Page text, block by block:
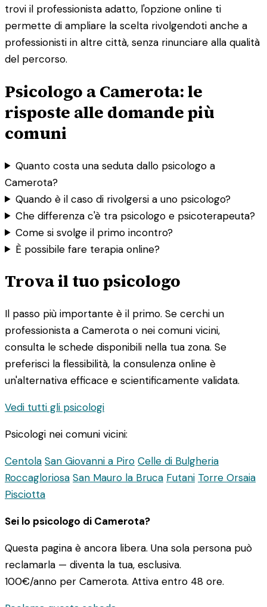
trovi il professionista adatto, l'opzione online ti
permette di ampliare la scelta rivolgendoti anche a
professionisti in altre città, senza rinunciare alla qualità
del percorso.
Psicologo a Camerota: le
risposte alle domande più
comuni
Quanto costa una seduta dallo psicologo a
Camerota?
Quando è il caso di rivolgersi a uno psicologo?
Che differenza c'è tra psicologo e psicoterapeuta?
Come si svolge il primo incontro?
È possibile fare terapia online?
Trova il tuo psicologo
Il passo più importante è il primo. Se cerchi un
professionista a Camerota o nei comuni vicini,
consulta le schede disponibili nella tua zona. Se
preferisci la flessibilità, la consulenza online è
un'alternativa efficace e scientificamente validata.
Vedi tutti gli psicologi
Psicologi nei comuni vicini:
Centola San Giovanni a Piro Celle di Bulgheria
Roccagloriosa San Mauro la Bruca Futani Torre Orsaia
Pisciotta
Sei lo psicologo di Camerota?
Questa pagina è ancora libera. Una sola persona può
reclamarla — diventa la tua, esclusiva.
100€/anno per Camerota. Attiva entro 48 ore.